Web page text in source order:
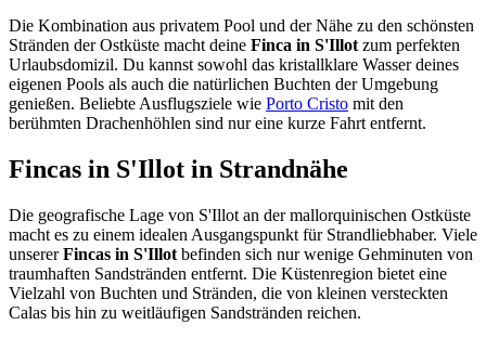
Die Kombination aus privatem Pool und der Nähe zu den schönsten
Stränden der Ostküste macht deine Finca in S'Illot zum perfekten
Urlaubsdomizil. Du kannst sowohl das kristallklare Wasser deines
eigenen Pools als auch die natürlichen Buchten der Umgebung
genießen. Beliebte Ausflugsziele wie Porto Cristo mit den
berühmten Drachenhöhlen sind nur eine kurze Fahrt entfernt.
Fincas in S'Illot in Strandnähe
Die geografische Lage von S'Illot an der mallorquinischen Ostküste
macht es zu einem idealen Ausgangspunkt für Strandliebhaber. Viele
unsererFincas in S'Illot befinden sich nur wenige Gehminuten von
traumhaften Sandstränden entfernt. Die Küstenregion bietet eine
Vielzahl von Buchten und Stränden, die von kleinen versteckten
Calas bis hin zu weitläufigen Sandstränden reichen.